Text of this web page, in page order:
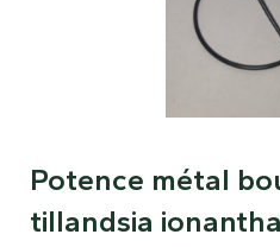
Potence métal
tillandsia